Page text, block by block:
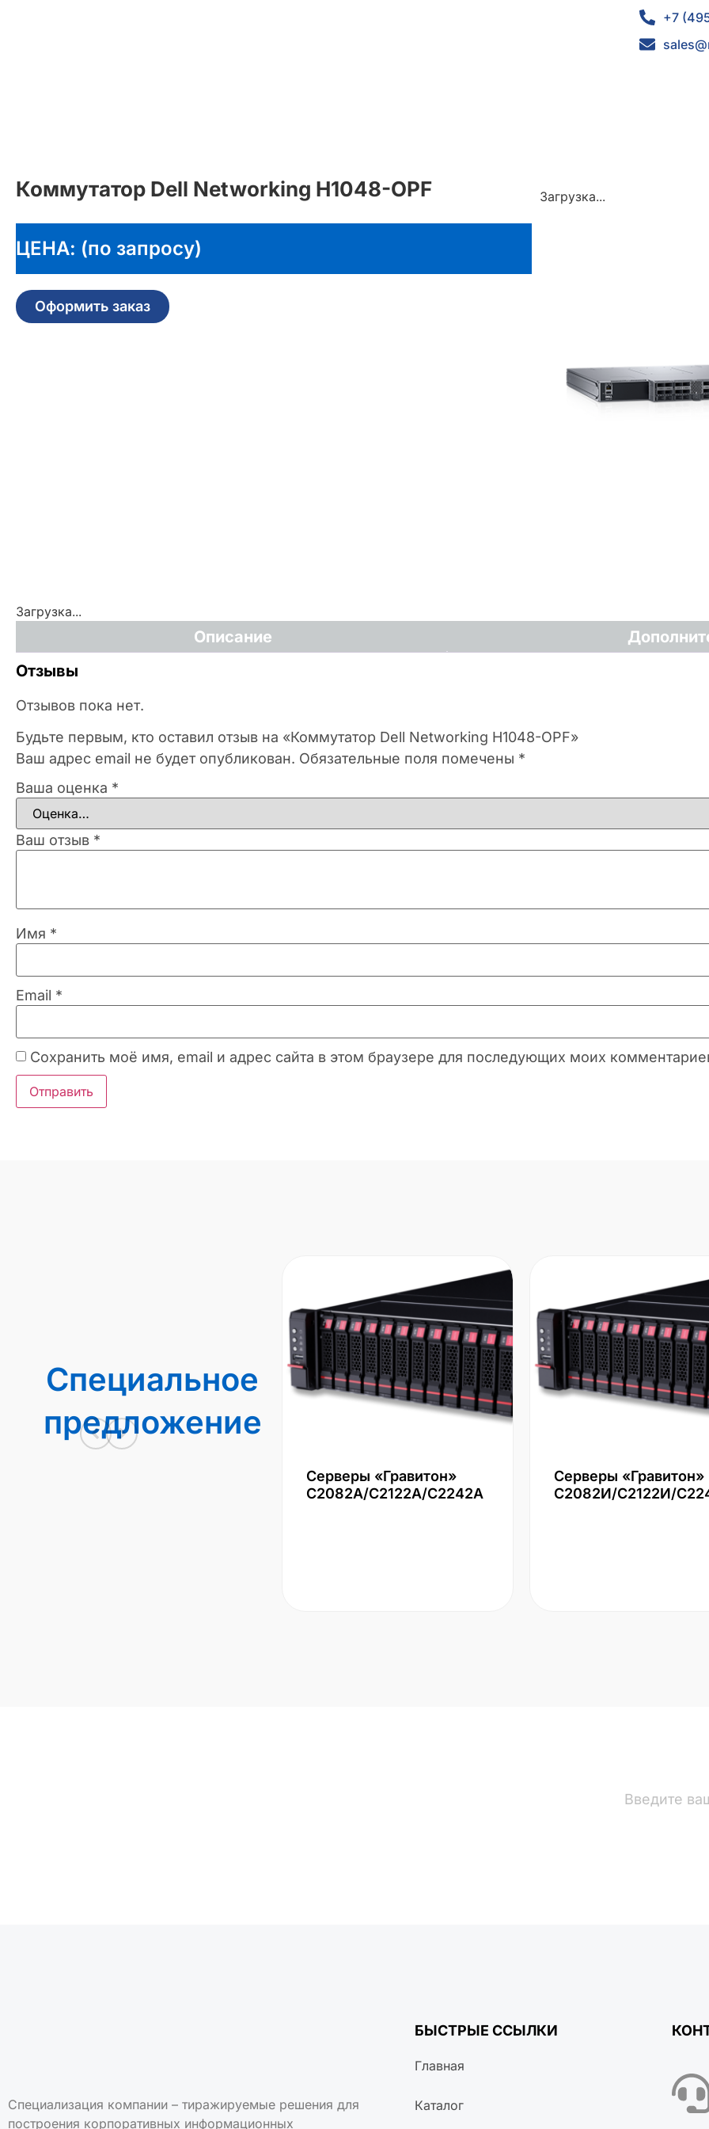
+7
Коммутатор Dell Networking H1048-OPF
ЦЕНА: (по запросу)
Оформить заказ
Загрузка...
Загрузка...
Описание
Отзывы
Отзывов пока нет.
Будьте первым, кто оставил отзыв на «Коммутатор Dell Networking H1048-OPF»
Ваш адрес email не будет опубликован. Обязательные поля помечены *
Ваша оценка *
Ваш отзыв *
Имя *
Email *
Сохранить моё имя, email и адрес сайта в этом браузере для последующих моих
Специальное
предложение
Серверы «Гравитон»
С2082А/С2122А/С2242А
Серверы «Гравитон»
С2082И/С2122И/
Специализация компании – тиражируемые решения для
построения корпоративных информационных
БЫСТРЫЕ ССЫЛКИ
Главная
Каталог